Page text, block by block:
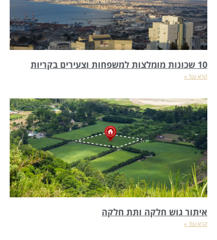
10 שכונות מומלצות למשפחות וצעירים בקריות
קרא עוד »
איתור גוש חלקה ותת חלקה
קרא עוד »